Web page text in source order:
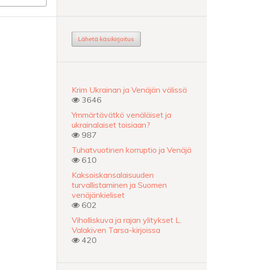
Lähetä käsikirjoitus
Krim Ukrainan ja Venäjän välissä
3646
Ymmärtävätkö venäläiset ja
ukrainalaiset toisiaan?
987
Tuhatvuotinen korruptio ja Venäjä
610
Kaksoiskansalaisuuden
turvallistaminen ja Suomen
venäjänkieliset
602
Viholliskuva ja rajan ylitykset L.
Valakiven Tarsa-kirjoissa
420